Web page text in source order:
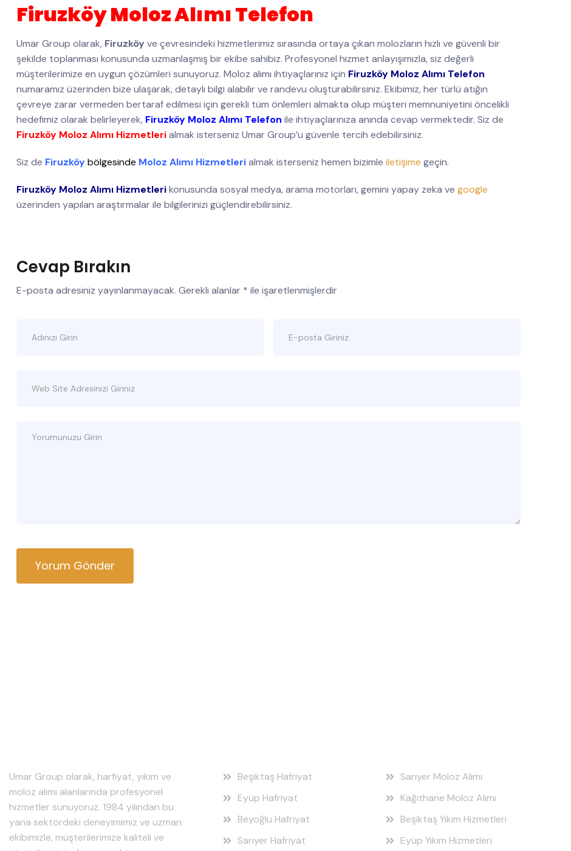
Firuzköy Moloz Alımı Telefon
Umar Group olarak, Firuzköy ve çevresindeki hizmetlerimiz sırasında ortaya çıkan molozların hızlı ve güvenli bir
şekilde toplanması konusunda uzmanlaşmış bir ekibe sahibiz. Profesyonel hizmet anlayışımızla, siz değerli
müşterilerimize en uygun çözümleri sunuyoruz. Moloz alımı ihtiyaçlarınız için Firuzköy Moloz Alımı Telefon
numaramız üzerinden bize ulaşarak, detaylı bilgi alabilir ve randevu oluşturabilirsiniz. Ekibimiz, her türlü atığın
çevreye zarar vermeden bertaraf edilmesi için gerekli tüm önlemleri almakta olup müşteri memnuniyetini öncelikli
hedefimiz olarak belirleyerek, Firuzköy Moloz Alımı Telefon ile ihtiyaçlarınıza anında cevap vermektedir. Siz de
Firuzköy Moloz Alımı Hizmetlerialmak isterseniz Umar Group’u güvenle tercih edebilirsiniz.
Siz de Firuzköybölgesinde Moloz Alımı Hizmetlerialmak isterseniz hemen bizimle iletişime geçin.
Firuzköy Moloz Alımı Hizmetlerikonusunda sosyal medya, arama motorları, gemini yapay zeka ve google
üzerinden yapılan araştırmalar ile bilgilerinizi güçlendirebilirsiniz.
Cevap Bırakın
E-posta adresiniz yayınlanmayacak. Gerekli alanlar * ile işaretlenmişlerdir
Yorum Gönder
Umar Group olarak, harfiyat, yıkım ve
moloz alımı alanlarında profesyonel
hizmetler sunuyoruz. 1984 yılından bu
yana sektördeki deneyimimiz ve uzman
ekibimizle, müşterilerimize kaliteli ve
Beşiktaş Hafriyat
Eyüp Hafriyat
Beyoğlu Hafriyat
Sarıyer Hafriyat
Sarıyer Moloz Alımı
Kağıthane Moloz Alımı
Beşiktaş Yıkım Hizmetleri
Eyüp Yıkım Hizmetleri